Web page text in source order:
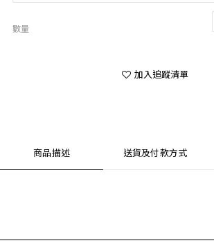
數量
加入追蹤清單
商品描述 送貨及付款方式